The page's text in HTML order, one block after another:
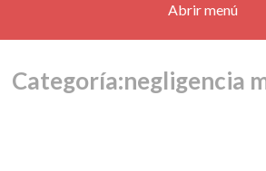
Abrir menú
Categoría:negligencia